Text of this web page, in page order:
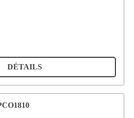
DÉTAILS